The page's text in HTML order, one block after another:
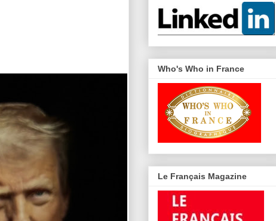
Who's Who in France
Le Français Magazine